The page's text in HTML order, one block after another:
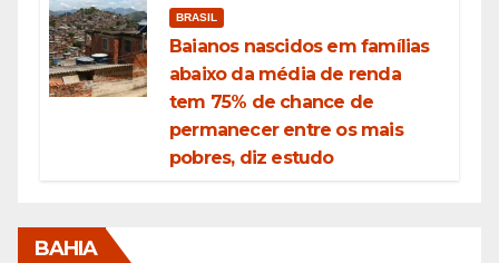
BRASIL
Baianos nascidos em famílias
abaixo da média de renda
tem 75% de chance de
permanecer entre os mais
pobres, diz estudo
BAHIA